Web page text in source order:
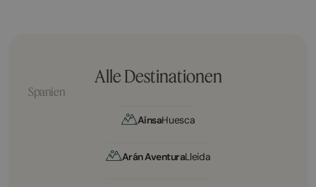
Alle Destinationen
Spanien
AínsaHuesca
Arán AventuraLleida